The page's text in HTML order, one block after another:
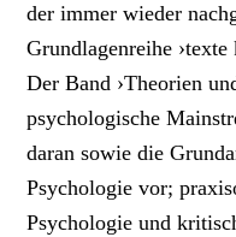
der immer wieder
Grundlagenreihe
Der Band ›Theorien
psychologische
daran sowie die
Psychologie vor;
Psychologie und